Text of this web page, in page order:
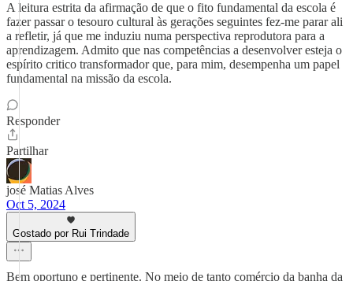
A leitura estrita da afirmação de que o fito fundamental da escola é
fazer passar o tesouro cultural às gerações seguintes fez-me parar ali
a refletir, já que me induziu numa perspectiva reprodutora para a
aprendizagem. Admito que nas competências a desenvolver esteja o
espírito critico transformador que, para mim, desempenha um papel
fundamental na missão da escola.
Responder
Partilhar
josé Matias Alves
Oct 5, 2024
Gostado por Rui Trindade
Bem oportuno e pertinente. No meio de tanto comércio da banha da